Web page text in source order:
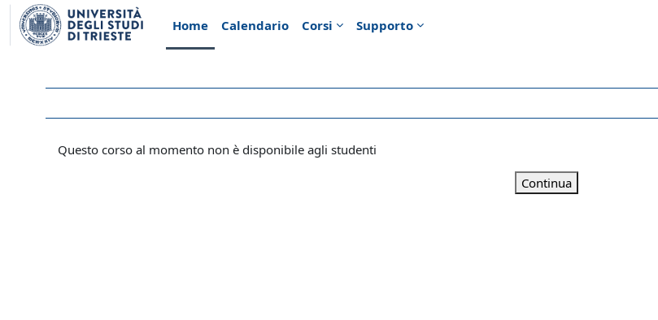
Vai al contenuto principale
Home
Calendario Corsi Supporto
Questo corso al momento non è disponibile agli studenti
Continua